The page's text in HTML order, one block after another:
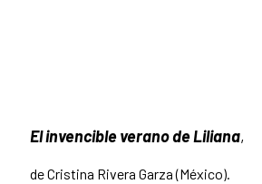
El invencible verano de Liliana,
de Cristina Rivera Garza (México).